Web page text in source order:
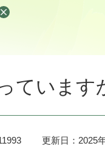
ています
更新日：2025